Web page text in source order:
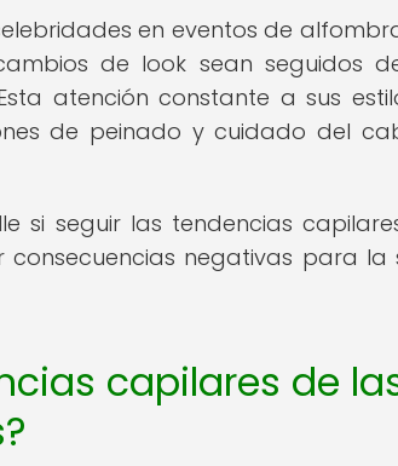
en eventos de
de look sean seguidos
atención constante a sus
de peinado y cuidado del
si seguir las tendencias
negativas para
capilares de